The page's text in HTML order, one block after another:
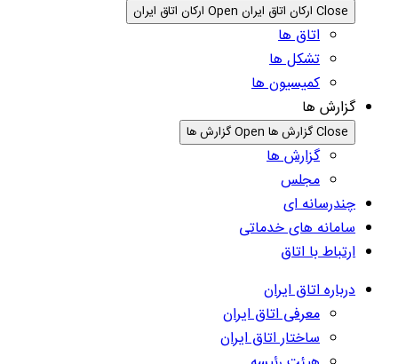
Close ارکان اتاق ایران Open ارکان اتاق ایران
اتاق ها
تشکل ها
کمیسیون ها
گزارش ها
Close گزارش ها Open گزارش ها
گزارش ها
مجلس
چندرسانه ای
سامانه های خدماتی
ارتباط با اتاق
درباره اتاق ایران
معرفی اتاق ایران
ساختار اتاق ایران